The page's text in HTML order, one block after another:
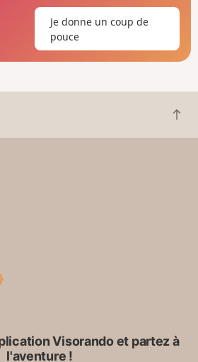
Je donne un coup de
pouce
R
e
Visorando et partez à
l'aventure !